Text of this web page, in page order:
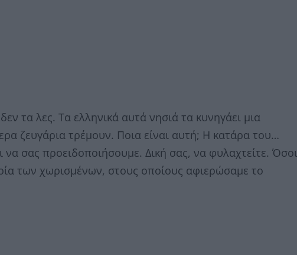
τα λες. Τα ελληνικά αυτά νησιά τα κυνηγάει μια
ζευγάρια τρέμουν. Ποια είναι αυτή; Η κατάρα του…
να σας προειδοποιήσουμε. Δική σας, να φυλαχτείτε. Όσοι
των χωρισμένων, στους οποίους αφιερώσαμε το